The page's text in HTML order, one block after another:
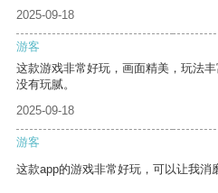
2025-09-18
游客
这款游戏非常好玩，画面精美，玩法
没有玩腻。
2025-09-18
游客
这款app的游戏非常好玩，可以让我消